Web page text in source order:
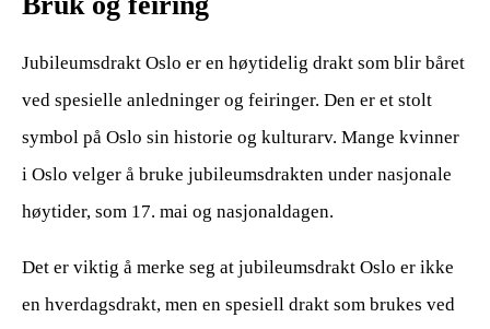
Jubileumsdrakt Oslo er en høytidelig drakt som blir båret
ved spesielle anledninger og feiringer. Den er et stolt
symbol på Oslo sin historie og kulturarv. Mange kvinner
i Oslo velger å bruke jubileumsdrakten under nasjonale
høytider, som 17. mai og nasjonaldagen.
Det er viktig å merke seg at jubileumsdrakt Oslo er ikke
en hverdagsdrakt, men en spesiell drakt som brukes ved